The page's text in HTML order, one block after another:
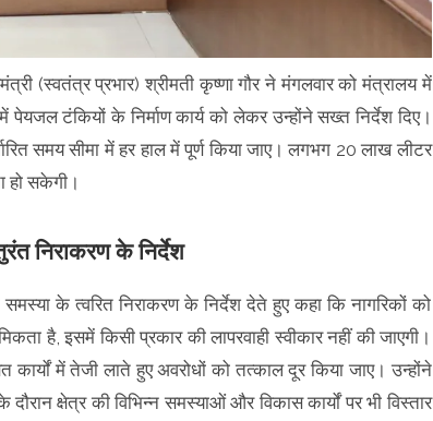
(स्वतंत्र प्रभार) श्रीमती कृष्णा गौर ने मंगलवार को मंत्रालय में
पेयजल टंकियों के निर्माण कार्य को लेकर उन्होंने सख्त निर्देश दिए।
समय सीमा में हर हाल में पूर्ण किया जाए। लगभग 20 लाख लीटर
हो सकेगी।
निराकरण के निर्देश
के त्वरित निराकरण के निर्देश देते हुए कहा कि नागरिकों को
है, इसमें किसी प्रकार की लापरवाही स्वीकार नहीं की जाएगी।
कार्यों में तेजी लाते हुए अवरोधों को तत्काल दूर किया जाए। उन्होंने
क्षेत्र की विभिन्न समस्याओं और विकास कार्यों पर भी विस्तार